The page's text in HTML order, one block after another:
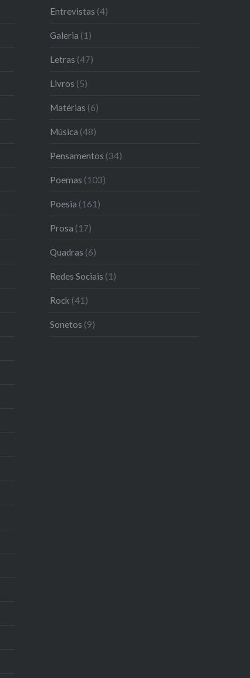
Entrevistas (4)
Galeria (1)
Letras (47)
Livros (5)
Matérias (6)
Música (48)
Pensamentos (34)
Poemas (103)
Poesia (161)
Prosa (17)
Quadras (6)
Redes Sociais (1)
Rock (41)
Sonetos (9)